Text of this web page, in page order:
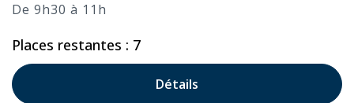
De 9h30 à 11h
Places restantes : 7
Détails